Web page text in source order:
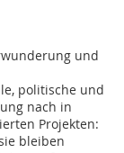
und
politische und
nach in
Projekten:
bleiben